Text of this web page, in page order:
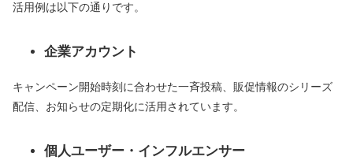
活用例は以下の通りです。
企業アカウント
キャンペーン開始時刻に合わせた一斉投稿、販促情報のシリーズ
配信、お知らせの定期化に活用されています。
個人ユーザー・インフルエンサー